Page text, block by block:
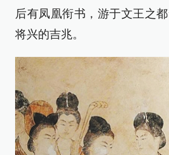
后有凤凰衔书，游于文王之
将兴的吉兆。